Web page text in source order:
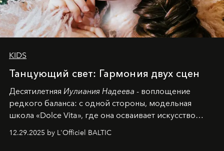
KIDS
Танцующий свет: Гармония двух сцен
Десятилетняя Иулиания Надеева - воплощение
редкого баланса: с одной стороны, модельная
школа «Dolce Vita», где она осваивает искусство
позы и образа, с другой - подготовительная
балетная студия при хореографическом училище,
12.29.2025 by L'Officiel BALTIC